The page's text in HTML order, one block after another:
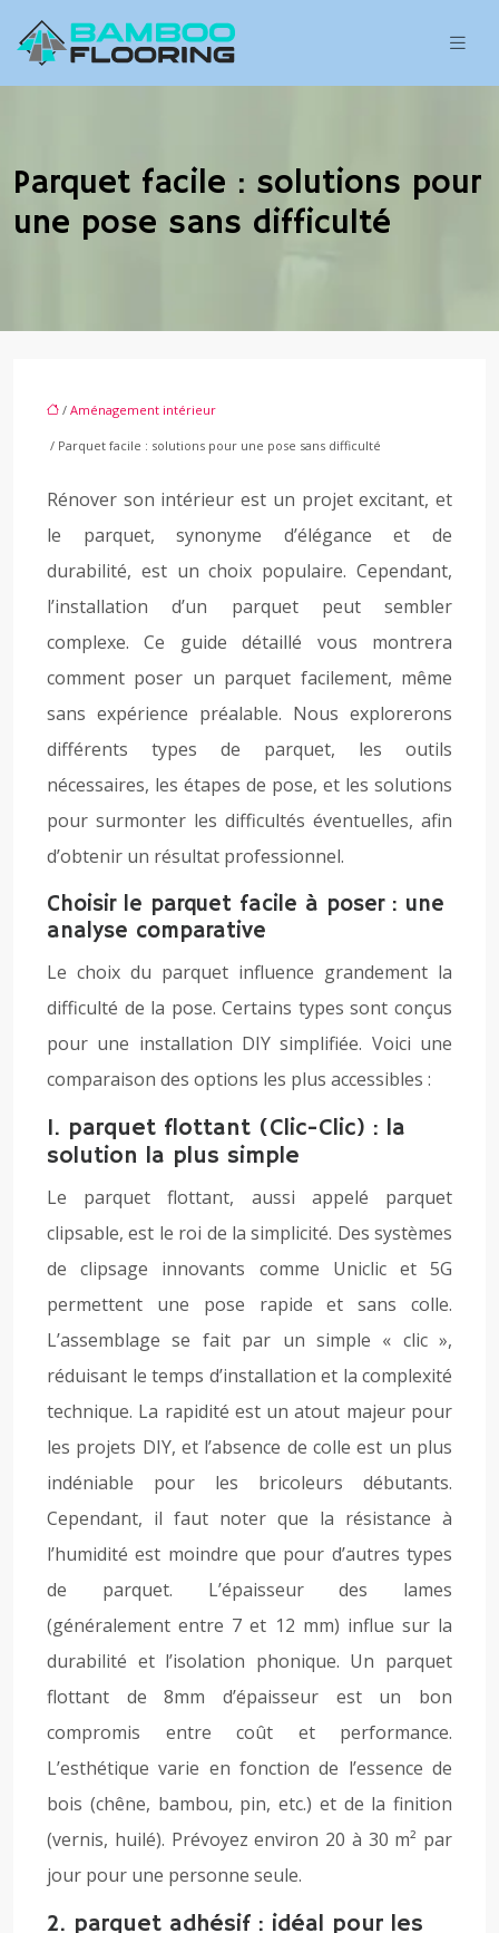
Parquet facile : solutions pour
une pose sans difficulté
/ Aménagement intérieur
/ Parquet facile : solutions pour une pose sans difficulté
Rénover son intérieur est un projet excitant, et
le parquet, synonyme d’élégance et de
durabilité, est un choix populaire. Cependant,
l’installation d’un parquet peut sembler
complexe. Ce guide détaillé vous montrera
comment poser un parquet facilement, même
sans expérience préalable. Nous explorerons
différents types de parquet, les outils
nécessaires, les étapes de pose, et les solutions
pour surmonter les difficultés éventuelles, afin
d’obtenir un résultat professionnel.
Choisir le parquet facile à poser : une
analyse comparative
Le choix du parquet influence grandement la
difficulté de la pose. Certains types sont conçus
pour une installation DIY simplifiée. Voici une
comparaison des options les plus accessibles :
1. parquet flottant (Clic-Clic) : la
solution la plus simple
Le parquet flottant, aussi appelé parquet
clipsable, est le roi de la simplicité. Des systèmes
de clipsage innovants comme Uniclic et 5G
permettent une pose rapide et sans colle.
L’assemblage se fait par un simple « clic »,
réduisant le temps d’installation et la complexité
technique. La rapidité est un atout majeur pour
les projets DIY, et l’absence de colle est un plus
indéniable pour les bricoleurs débutants.
Cependant, il faut noter que la résistance à
l’humidité est moindre que pour d’autres types
de parquet. L’épaisseur des lames
(généralement entre 7 et 12 mm) influe sur la
durabilité et l’isolation phonique. Un parquet
flottant de 8mm d’épaisseur est un bon
compromis entre coût et performance.
L’esthétique varie en fonction de l’essence de
bois (chêne, bambou, pin, etc.) et de la finition
(vernis, huilé). Prévoyez environ 20 à 30 m² par
jour pour une personne seule.
2. parquet adhésif : idéal pour les